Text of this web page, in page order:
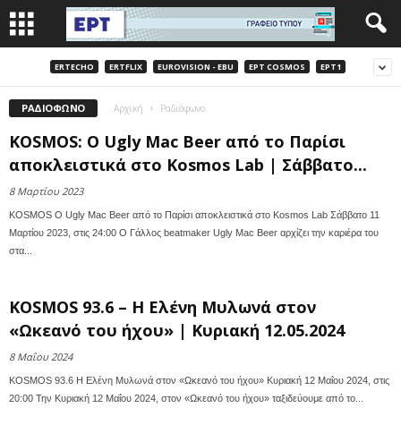
ERTECHO ERTFLIX EUROVISION - EBU EΡΤ COSMOS EΡΤ1
ΡΑΔΙΌΦΩΝΟ Αρχική Ραδιόφωνο
KOSMOS: O Ugly Mac Beer από το Παρίσι
αποκλειστικά στο Kosmos Lab | Σάββατο...
8 Μαρτίου 2023
KOSMOS O Ugly Mac Beer από το Παρίσι αποκλειστικά στο Kosmos Lab Σάββατο 11
Μαρτίου 2023, στις 24:00 O Γάλλος beatmaker Ugly Mac Beer αρχίζει την καριέρα του
στα...
KOSMOS 93.6 – Η Ελένη Μυλωνά στον
«Ωκεανό του ήχου» | Κυριακή 12.05.2024
8 Μαΐου 2024
KOSMOS 93.6 Η Ελένη Μυλωνά στον «Ωκεανό του ήχου» Κυριακή 12 Μαΐου 2024, στις
20:00 Την Κυριακή 12 Μαΐου 2024, στον «Ωκεανό του ήχου» ταξιδεύουμε από το...